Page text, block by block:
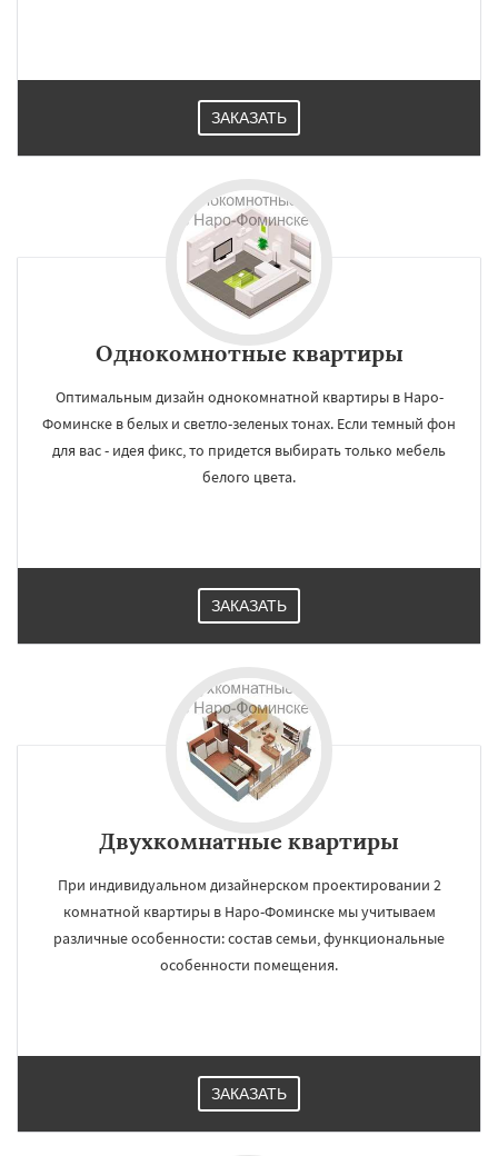
ЗАКАЗАТЬ
Однокомнотные квартиры
Оптимальным дизайн однокомнатной квартиры в Наро-
Фоминске в белых и светло-зеленых тонах. Если темный фон
для вас - идея фикс, то придется выбирать только мебель
белого цвета.
ЗАКАЗАТЬ
Двухкомнатные квартиры
При индивидуальном дизайнерском проектировании 2
комнатной квартиры в Наро-Фоминске мы учитываем
различные особенности: состав семьи, функциональные
особенности помещения.
ЗАКАЗАТЬ